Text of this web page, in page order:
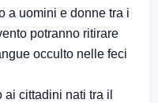
a uomini e donne tra i
potranno ritirare
occulto nelle feci
cittadini nati tra il